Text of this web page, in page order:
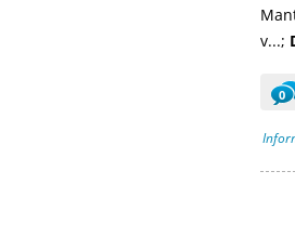
v...;
0